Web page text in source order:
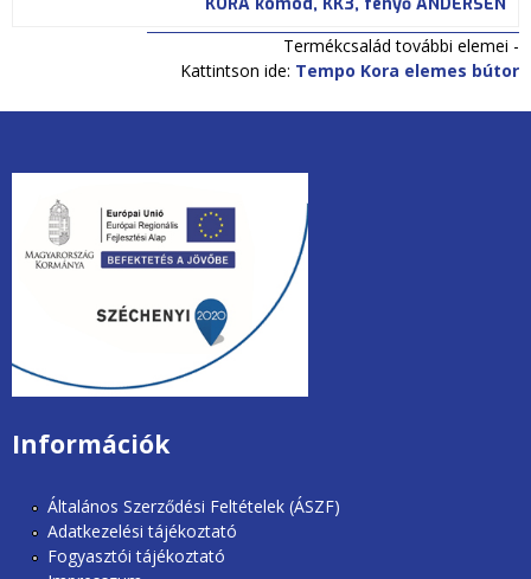
Termékcsalád további elemei -
Kattintson ide: Tempo Kora elemes bútor
unios2020.jpg
Információk
Általános Szerződési Feltételek (ÁSZF)
Adatkezelési tájékoztató
Fogyasztói tájékoztató